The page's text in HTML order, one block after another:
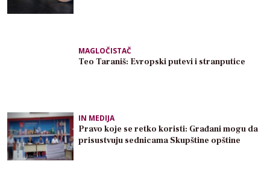
MAGLOČISTAČ
Teo Taraniš: Evropski putevi i stranputice
IN MEDIJA
Pravo koje se retko koristi: Građani mogu da
prisustvuju sednicama Skupštine opštine